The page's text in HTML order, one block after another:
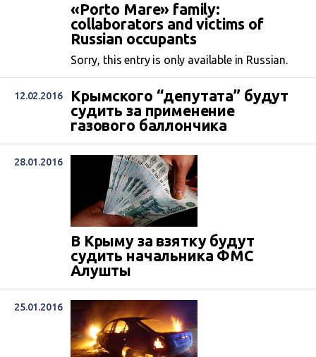
«Porto Mare» family:
collaborators and victims of
Russian occupants
Sorry, this entry is only available in Russian.
12.02.2016
Крымского “депутата” будут
судить за применение
газового баллончика
28.01.2016
В Крыму за взятку будут
судить начальника ФМС
Алушты
25.01.2016